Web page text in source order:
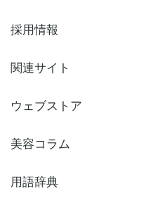
採用情報
関連サイト
ウェブストア
美容コラム
用語辞典